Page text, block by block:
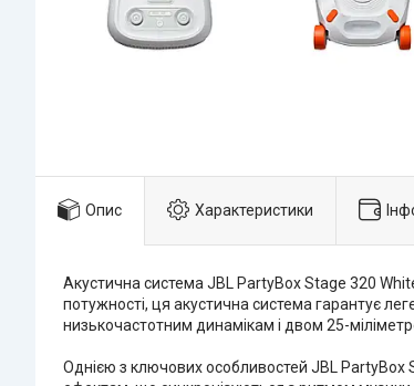
Опис Характеристики
Акустична система JBL PartyBox Stage 320
потужності, ця акустична система гарантує
низькочастотним динамікам і двом 25-
Однією з ключових особливостей JBL PartyBox